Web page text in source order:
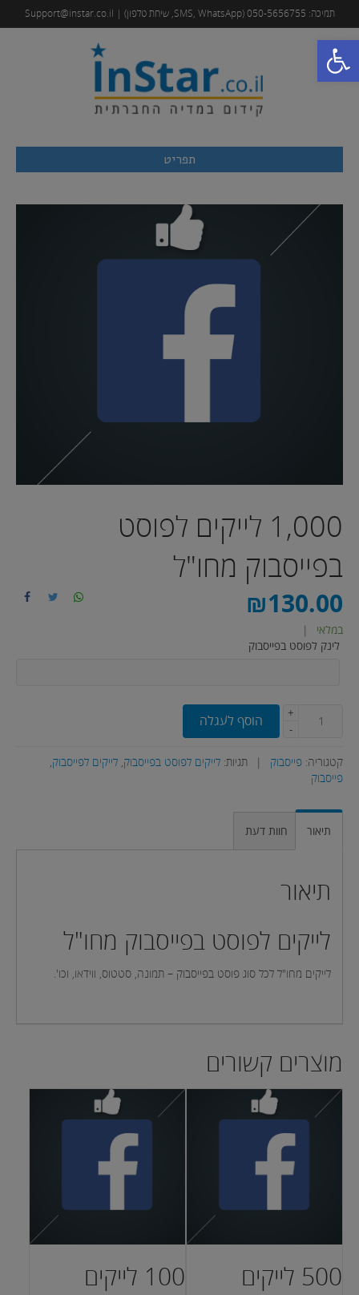
פתח סרגל נגישות
תמיכה: 050-5656755 (SMS, WhatsApp, שיחת טלפון) | Support@instar.co.il
תפריט
1,000 לייקים לפוסט
בפייסבוק מחו"ל
₪130.00
במלאי
לינק לפוסט בפייסבוק
+
-
הוסף לעגלה
קטגוריה: פייסבוק תגיות: לייקים לפוסט בפייסבוק, לייקים לפייסבוק,
פייסבוק
תיאור חוות דעת
תיאור
לייקים לפוסט בפייסבוק מחו"ל
לייקים מחו"ל לכל סוג פוסט בפייסבוק – תמונה, סטטוס, ווידאו, וכו'.
מוצרים קשורים
500 לייקים
100 לייקים